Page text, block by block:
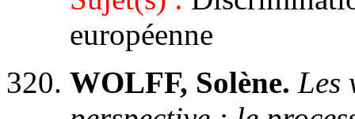
européenne
WOLFF, Solène. Les